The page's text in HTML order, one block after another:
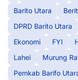
Barito Utara
DPRD Barito Utara
Ekonomi
FYI
Lahei
Murung
Pemkab Barifo